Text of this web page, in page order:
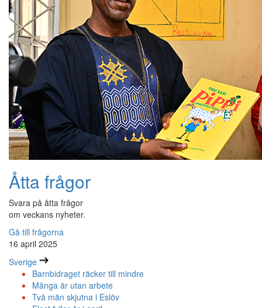
Åtta frågor
Svara på åtta frågor
om veckans nyheter.
Gå till frågorna
16 april 2025
Sverige
Barnbidraget räcker till mindre
Många är utan arbete
Två män skjutna i Eslöv